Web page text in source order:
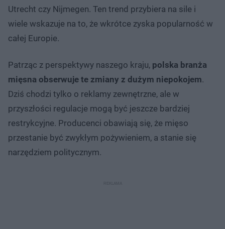
Utrecht czy Nijmegen. Ten trend przybiera na sile i
wiele wskazuje na to, że wkrótce zyska popularność w
całej Europie.
Patrząc z perspektywy naszego kraju, polska branża
mięsna obserwuje te zmiany z dużym niepokojem.
Dziś chodzi tylko o reklamy zewnętrzne, ale w
przyszłości regulacje mogą być jeszcze bardziej
restrykcyjne. Producenci obawiają się, że mięso
przestanie być zwykłym pożywieniem, a stanie się
narzędziem politycznym.